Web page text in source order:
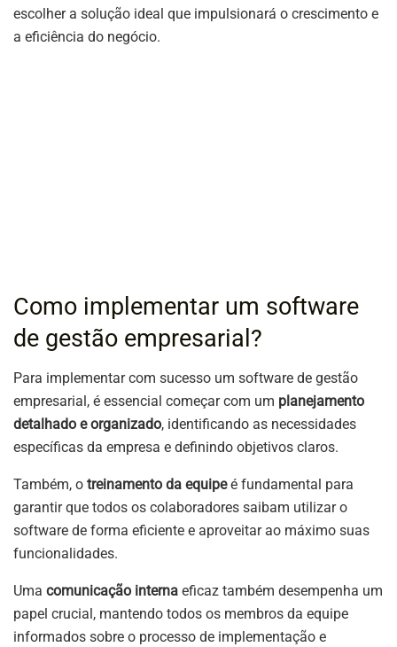
escolher a solução ideal que impulsionará o crescimento e
a eficiência do negócio.
Como implementar um software
de gestão empresarial?
Para implementar com sucesso um software de gestão
empresarial, é essencial começar com um planejamento
detalhado e organizado, identificando as necessidades
específicas da empresa e definindo objetivos claros.
Também, o treinamento da equipeé fundamental para
garantir que todos os colaboradores saibam utilizar o
software de forma eficiente e aproveitar ao máximo suas
funcionalidades.
Uma comunicação interna eficaz também desempenha um
papel crucial, mantendo todos os membros da equipe
informados sobre o processo de implementação e